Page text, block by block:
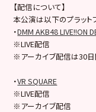
【配信について】
本公演は以下のプラット
・DMM AKB48 LIVE!!ON
※LIVE配信
※アーカイブ配信は30
・VR SQUARE
※LIVE配信
※アーカイブ配信